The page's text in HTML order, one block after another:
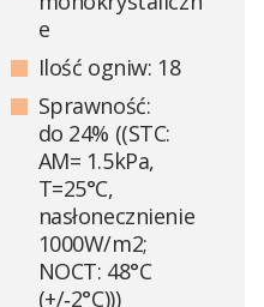
e
Ilość ogniw: 18
Sprawność:
do 24% ((STC:
AM= 1.5kPa,
T=25°C,
nasłonecznienie
1000W/m2;
NOCT: 48°C
(+/‑2°C)))